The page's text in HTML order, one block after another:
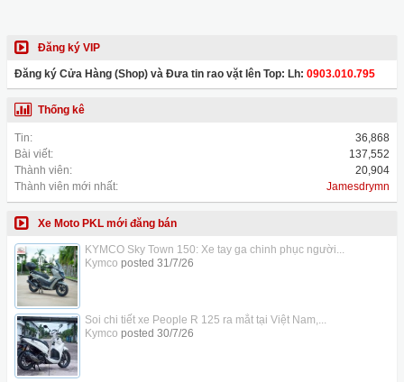
Đăng ký VIP
Đăng ký Cửa Hàng (Shop) và Đưa tin rao vặt lên Top: Lh: 0903.010.795
Thống kê
Tin:
36,868
Bài viết:
137,552
Thành viên:
20,904
Thành viên mới nhất:
Jamesdrymn
Xe Moto PKL mới đăng bán
KYMCO Sky Town 150: Xe tay ga chinh phục người...
Kymco posted 31/7/26
Soi chi tiết xe People R 125 ra mắt tại Việt Nam,...
Kymco posted 30/7/26